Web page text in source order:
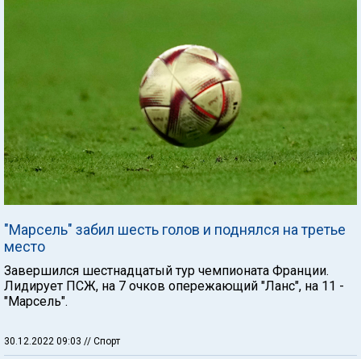
"Марсель" забил шесть голов и поднялся на третье
место
Завершился шестнадцатый тур чемпионата Франции.
Лидирует ПСЖ, на 7 очков опережающий "Ланс", на 11 -
"Марсель".
30.12.2022 09:03 // Спорт